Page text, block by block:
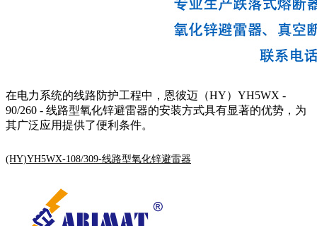
在电力系统的线路防护工程中，恩彼迈（HY）YH5WX -
90/260 - 线路型氧化锌避雷器的安装方式具有显著的优势，为
其广泛应用提供了便利条件。
(HY)YH5WX-108/309-线路型氧化锌避雷器